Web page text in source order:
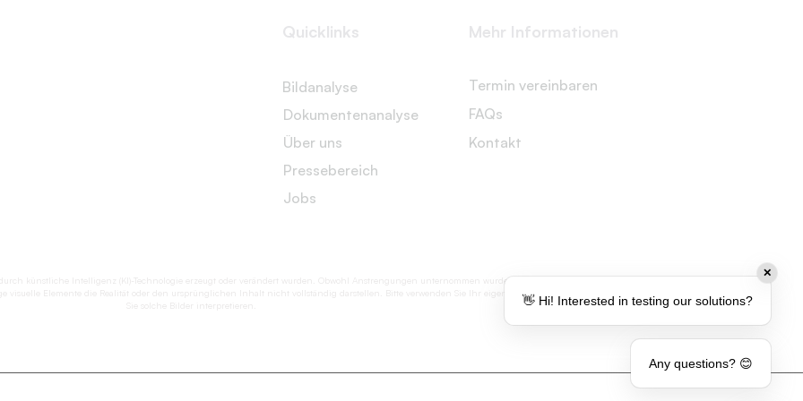
Quicklinks
Bildanalyse
Dokumentenanalyse
Über uns
Pressebereich
Jobs
Mehr Informationen
Termin vereinbaren
FAQs
Kontakt
künstliche Intelligenz (KI)-Technologie erzeugt oder verändert wurden. Obwohl Anstrengungen unternommen wurden, um Genauigkeit
visuelle Elemente die Realität oder den ursprünglichen Inhalt nicht vollständig darstellen. Bitte verwenden Sie Ihr eigenes Ermessen, wenn
Sie solche Bilder interpretieren.
✕
👋 Hi! Interested in testing our solutions?
Any questions? 😊